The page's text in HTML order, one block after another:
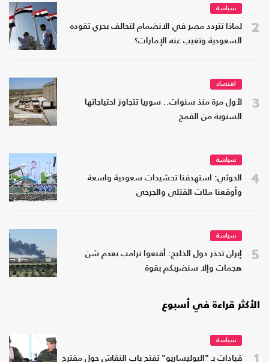
2
سياسة
لماذا تتردد مصر في الانضمام لتحالف بحري تقوده
السعودية وتغيب عنه الإمارات؟
3
اقتصاد
لأول مرة منذ سنوات.. سوريا تتجاوز احتياجاتها
السنوية من القمح
4
سياسة
الحوثي: استهدفنا تحشيدات سعودية واسعة
وأوقعنا مئات القتلى والجرحى
5
سياسة
إيران تحذر دول الخليج: أقنعوا ترامب بعدم شن
هجمات وإلا سنضربكم بقوة
الأكثر قراءة في أسبوع
1
سياسة
قيادات بـ "البوليساريو" تفتح باب النقاش حول مقترح